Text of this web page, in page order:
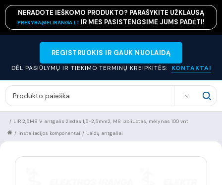
NERADOTE IEŠKOMO PRODUKTO? PARAŠYKITE UŽKLAUSĄ
PREKYBA@ELIRANGA.LT IR MES PASISTENGSIME JUMS PADĖTI!
REGISTRUOKIS IR GAUK NUOLAIDĄ
DĖL PASIŪLYMŲ IR TIEKIMO TERMINŲ KREIPKITĖS: KONTAKTAI
SEARCH
LIR 2,5M8 V antgalis žiedas 1,5-2,5mm2, M8 izoliuotas, mėlynas 100 vnt
/
Laidų antgaliai
/
Instaliacijos komponentai
/